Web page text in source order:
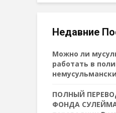
Недавние
Можно ли
работать в
ПОЛНЫЙ
ФОНДА